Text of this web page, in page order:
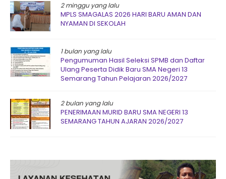
2 minggu yang lalu
MPLS SMAGALAS 2026 HARI BARU AMAN DAN
NYAMAN DI SEKOLAH
1 bulan yang lalu
Pengumuman Hasil Seleksi SPMB dan Daftar
Ulang Peserta Didik Baru SMA Negeri 13
Semarang Tahun Pelajaran 2026/2027
2 bulan yang lalu
PENERIMAAN MURID BARU SMA NEGERI 13
SEMARANG TAHUN AJARAN 2026/2027